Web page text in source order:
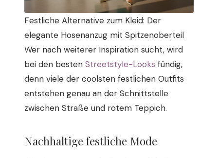
Festliche Alternative zum Kleid: Der
elegante Hosenanzug mit Spitzenoberteil
Wer nach weiterer Inspiration sucht, wird
bei den besten Streetstyle-Looks fündig,
denn viele der coolsten festlichen Outfits
entstehen genau an der Schnittstelle
zwischen Straße und rotem Teppich.
Nachhaltige festliche Mode